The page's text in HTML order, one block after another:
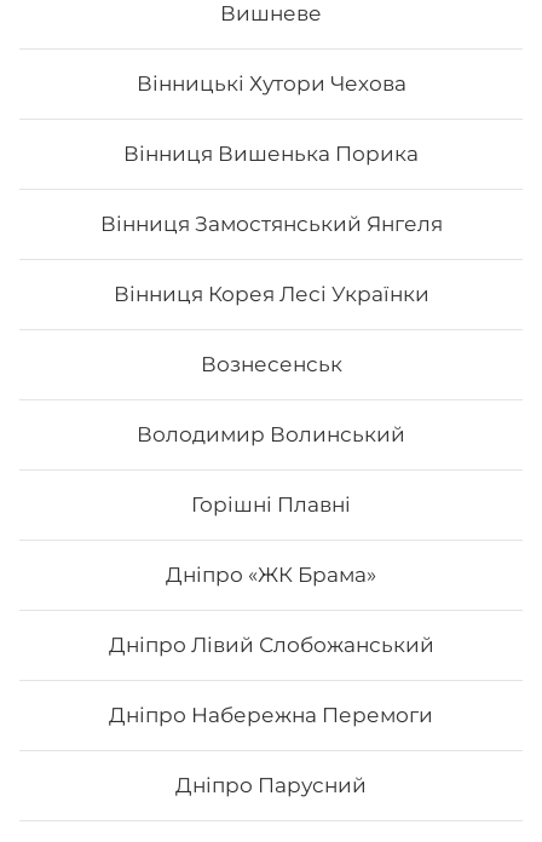
Вишневе
Вінницькі Хутори Чехова
Вінниця Вишенька Порика
Вінниця Замостянський Янгеля
Вінниця Корея Лесі Українки
Вознесенськ
Володимир Волинський
Горішні Плавні
Дніпро «ЖК Брама»
Дніпро Лівий Слобожанський
Дніпро Набережна Перемоги
Дніпро Парусний
Сурімі спайс
- Норі - рис - сурімі - спайсі Вага: 35 грам
₴
Тропік
Вага: 245 г Склад: Норі, рис, сир філадельфія, манго,